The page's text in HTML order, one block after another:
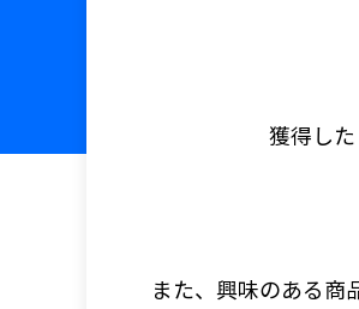
獲得し
また、興味のある商